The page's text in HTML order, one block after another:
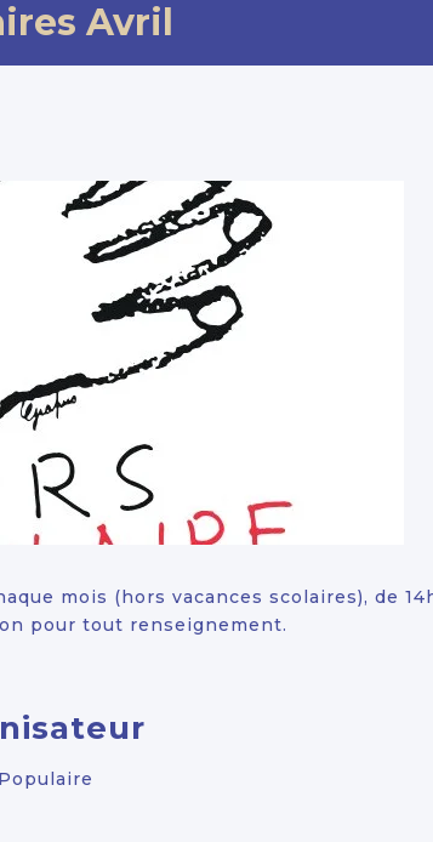
Avril
mois (hors vacances scolaires), de
pour tout renseignement.